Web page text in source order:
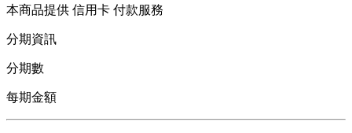
本商品提供 信用卡 付款服務
分期資訊
分期數
每期金額